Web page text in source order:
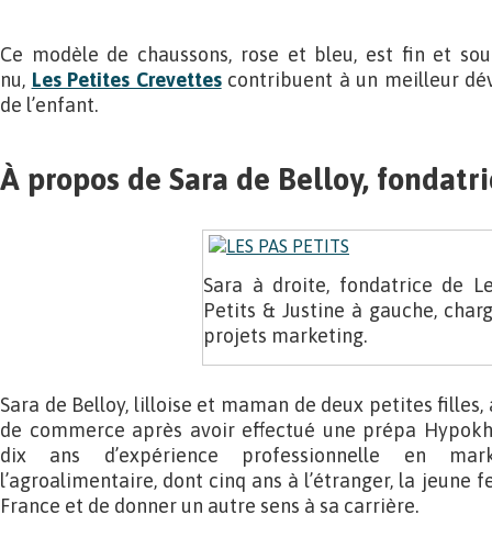
Ce modèle de chaussons, rose et bleu, est fin et
nu, Les Petites Crevettescontribuent à un meilleur
de l’enfant.
À propos de Sara de Belloy,
Sara à droite, fondatrice de
Petits & Justine à gauche,
projets marketing.
Sara de Belloy, lilloise et maman de deux petites
de commerce après avoir effectué une prépa
dix ans d’expérience professionnelle en
l’agroalimentaire, dont cinq ans à l’étranger, la jeune
France et de donner un autre sens à sa carrière.